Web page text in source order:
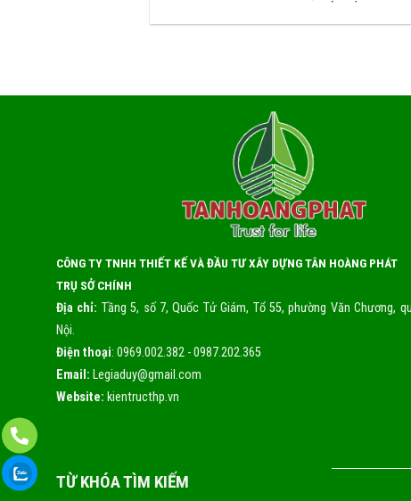
CÔNG TY TNHH THIẾT KẾ VÀ ĐẦU TƯ XÂY DỰNG TÂN HOÀNG PHÁT
TRỤ SỞ CHÍNH
Địa chỉ: Tầng 5, số 7, Quốc Tử Giám, Tổ 55, phường Văn Chương,
Nội.
Điện thoại: 0969.002.382 - 0987.202.365
Email: Legiaduy@gmail.com
Website: kientructhp.vn
TỪ KHÓA TÌM KIẾM